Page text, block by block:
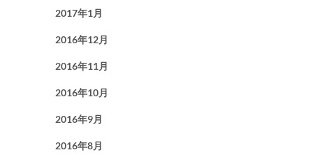
2017年1月
2016年12月
2016年11月
2016年10月
2016年9月
2016年8月